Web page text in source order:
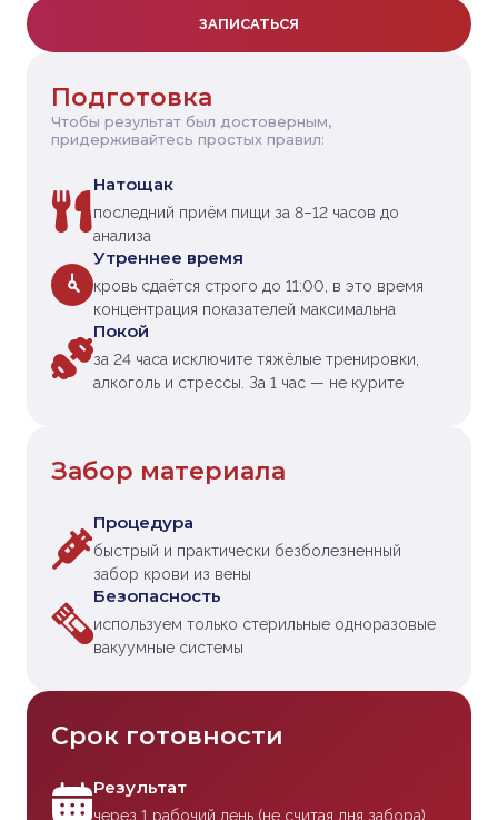
ЗАПИСАТЬСЯ
Подготовка
Чтобы результат был достоверным,
придерживайтесь простых правил:
Натощак
последний приём пищи за 8–12 часов до
анализа
Утреннее время
кровь сдаётся строго до 11:00, в это время
концентрация показателей максимальна
Покой
за 24 часа исключите тяжёлые тренировки,
алкоголь и стрессы. За 1 час — не курите
Забор материала
Процедура
быстрый и практически безболезненный
забор крови из вены
Безопасность
используем только стерильные одноразовые
вакуумные системы
Срок готовности
Результат
через 1 рабочий день (не считая дня забора)